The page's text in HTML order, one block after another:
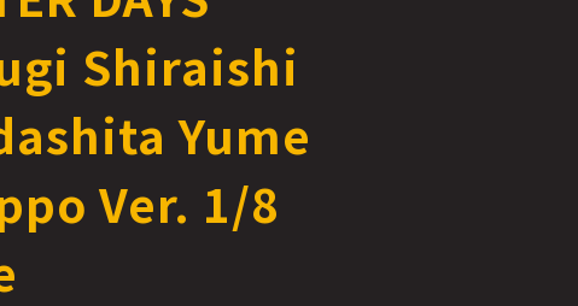
Shiraishi
Yume
Ver. 1/8